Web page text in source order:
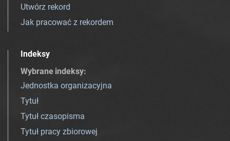
Utwórz rekord
Jak pracować z rekordem
Indeksy
Wybrane indeksy:
Jednostka organizacyjna
Tytuł
Tytuł czasopisma
Tytuł pracy zbiorowej